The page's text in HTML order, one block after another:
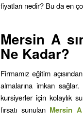
fiyatları nedir? Bu da en
Mersin A
Ne Kadar?
Firmamız eğitim
almalarına imkan
kursiyerler için kolaylık
fırsatı sunulan Mersin A